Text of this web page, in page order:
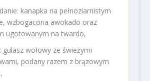
kanapka na pełnoziarnistym
wzbogacona awokado oraz
ugotowanym na twardo,
gulasz wołowy ze świeżymi
podany razem z brązowym